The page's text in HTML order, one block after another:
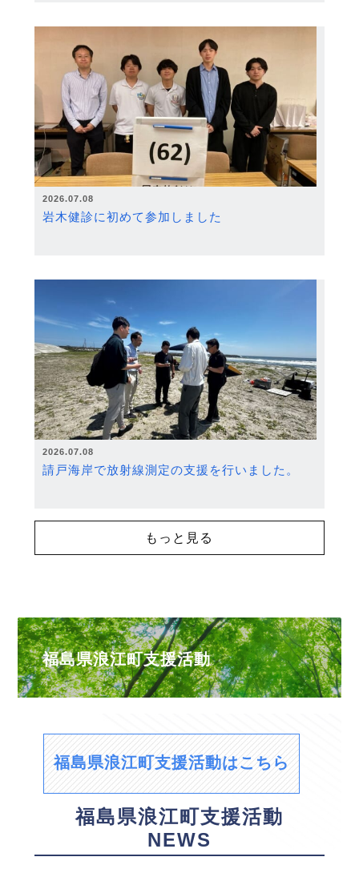
2026.07.08
岩木健診に初めて参加しました
2026.07.08
請戸海岸で放射線測定の支援を行いました。
もっと見る
福島県浪江町支援活動
福島県浪江町支援活動はこちら
福島県浪江町支援活動
NEWS